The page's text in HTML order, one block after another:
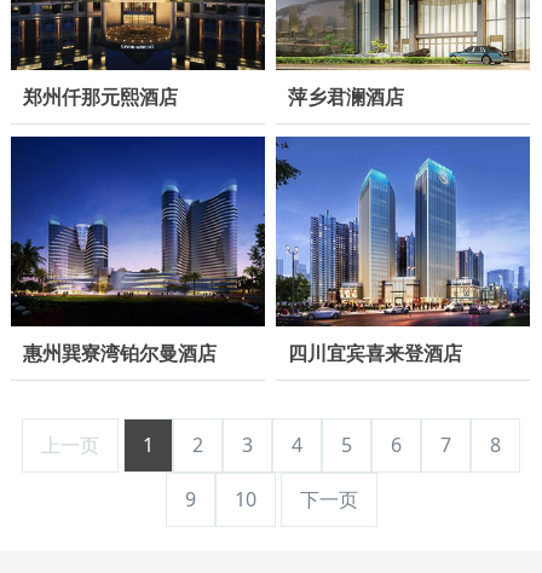
萍乡君澜酒店
郑州仟那元熙酒店
四川宜宾喜来登酒店
惠州巽寮湾铂尔曼酒店
上一页 1 2 3 4 5 6 7 8
9 10 下一页